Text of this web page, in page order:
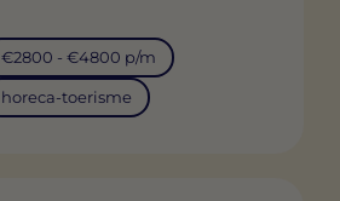
€2800 - €4800 p/m
horeca-toerisme